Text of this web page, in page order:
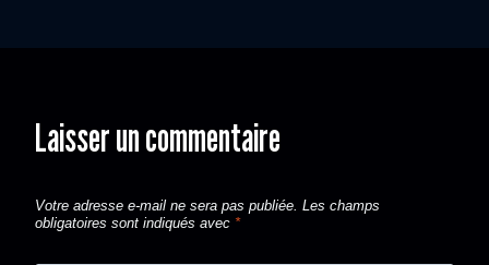
Laisser un commentaire
Votre adresse e-mail ne sera pas publiée. Les champs
obligatoires sont indiqués avec *